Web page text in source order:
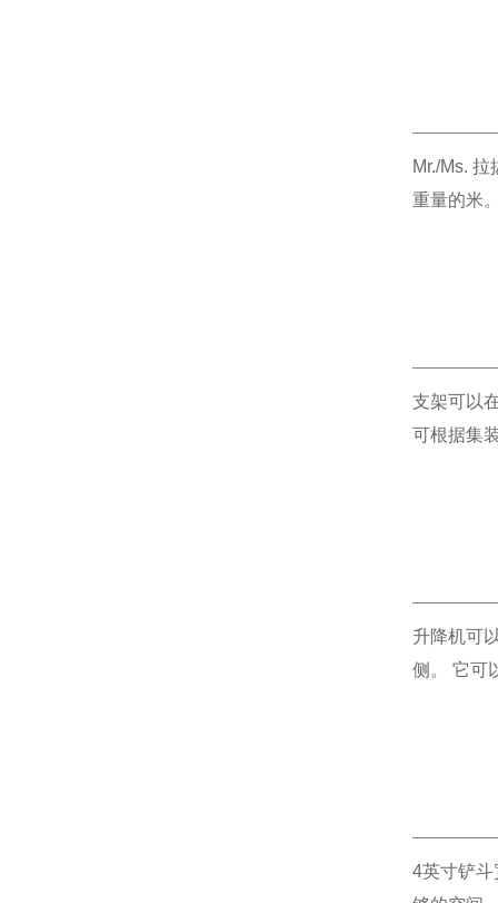
Mr./Ms.
重量的米
支架可以
可根据集
升降机可
侧。 它可
4英寸铲